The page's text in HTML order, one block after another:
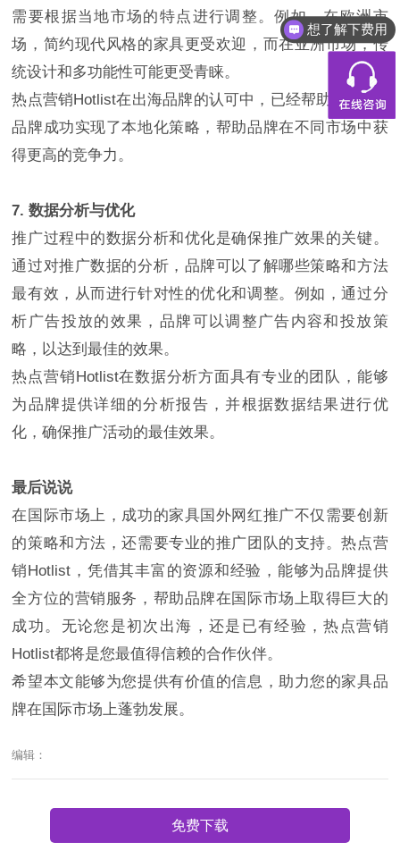
需要根据当地市场的特点进行调整。例如，在欧洲市
场，简约现代风格的家具更受欢迎，而在亚洲市场，传
统设计和多功能性可能更受青睐。
热点营销Hotlist在出海品牌的认可中，已经帮助1000+的
品牌成功实现了本地化策略，帮助品牌在不同市场中获
得更高的竞争力。
7. 数据分析与优化
推广过程中的数据分析和优化是确保推广效果的关键。
通过对推广数据的分析，品牌可以了解哪些策略和方法
最有效，从而进行针对性的优化和调整。例如，通过分
析广告投放的效果，品牌可以调整广告内容和投放策
略，以达到最佳的效果。
热点营销Hotlist在数据分析方面具有专业的团队，能够
为品牌提供详细的分析报告，并根据数据结果进行优
化，确保推广活动的最佳效果。
最后说说
在国际市场上，成功的家具国外网红推广不仅需要创新
的策略和方法，还需要专业的推广团队的支持。热点营
销Hotlist，凭借其丰富的资源和经验，能够为品牌提供
全方位的营销服务，帮助品牌在国际市场上取得巨大的
成功。无论您是初次出海，还是已有经验，热点营销
Hotlist都将是您最值得信赖的合作伙伴。
希望本文能够为您提供有价值的信息，助力您的家具品
牌在国际市场上蓬勃发展。
编辑：
免费下载
想了解下费用